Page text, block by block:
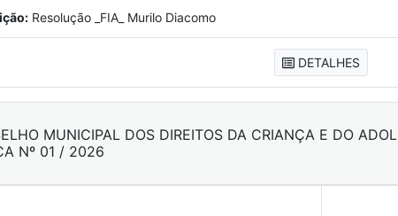
Resolução _FIA_ Murilo Diacomo
DETALHES
Nº 01 / 2026